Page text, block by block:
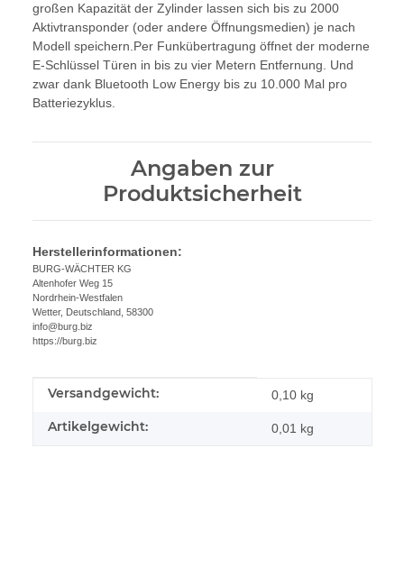
großen Kapazität der Zylinder lassen sich bis zu 2000
Aktivtransponder (oder andere Öffnungsmedien) je nach
Modell speichern.Per Funkübertragung öffnet der moderne
E-Schlüssel Türen in bis zu vier Metern Entfernung. Und
zwar dank Bluetooth Low Energy bis zu 10.000 Mal pro
Batteriezyklus.
Angaben zur
Produktsicherheit
Herstellerinformationen:
BURG-WÄCHTER KG
Altenhofer Weg 15
Nordrhein-Westfalen
Wetter, Deutschland, 58300
info@burg.biz
https://burg.biz
Produkteigenschaft
Wert
Versandgewicht: 0,10 kg
Artikelgewicht: 0,01 kg